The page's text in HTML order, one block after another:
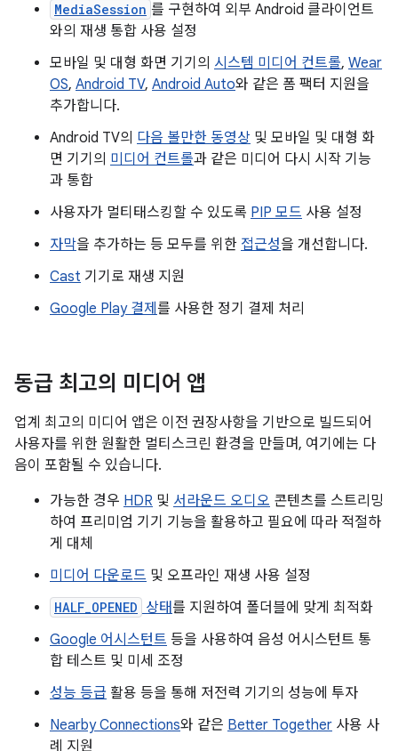
MediaSession 를 구현하여 외부 Android 클라이언트
와의 재생 통합 사용 설정
모바일 및 대형 화면 기기의 시스템 미디어 컨트롤, Wear
OS, Android TV, Android Auto와 같은 폼 팩터 지원을
추가합니다.
Android TV의 다음 볼만한 동영상 및 모바일 및 대형 화
면 기기의 미디어 컨트롤과 같은 미디어 다시 시작 기능
과 통합
사용자가 멀티태스킹할 수 있도록 PIP 모드 사용 설정
자막을 추가하는 등 모두를 위한 접근성을 개선합니다.
Cast 기기로 재생 지원
Google Play 결제 를 사용한 정기 결제 처리
동급 최고의 미디어 앱
업계 최고의 미디어 앱은 이전 권장사항을 기반으로 빌드되어
사용자를 위한 원활한 멀티스크린 환경을 만들며, 여기에는 다
음이 포함될 수 있습니다.
가능한 경우 HDR 및 서라운드 오디오 콘텐츠를 스트리밍
하여 프리미엄 기기 기능을 활용하고 필요에 따라 적절하
게 대체
미디어 다운로드 및 오프라인 재생 사용 설정
HALF_OPENED 상태를 지원하여 폴더블에 맞게 최적화
Google 어시스턴트 등을 사용하여 음성 어시스턴트 통
합 테스트 및 미세 조정
성능 등급 활용 등을 통해 저전력 기기의 성능에 투자
Nearby Connections와 같은 Better Together 사용 사
례 지원